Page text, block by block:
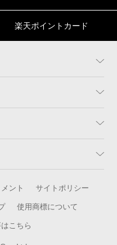
楽天ポイントカード
ント サイトポリシー
使用商標について
こちら